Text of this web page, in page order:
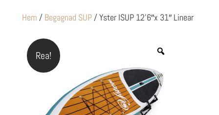
Hem / Begagnad SUP/ Yster ISUP 12’6″x 31″ Linear
Rea!